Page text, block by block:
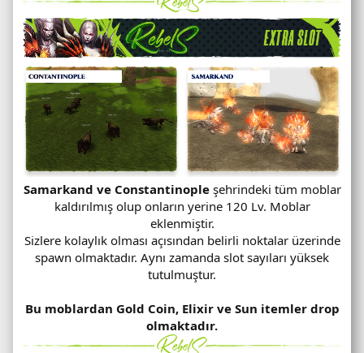
Samarkand ve Constantinopleşehrindeki tüm moblar
kaldırılmış olup onların yerine 120 Lv. Moblar
eklenmiştir.
Sizlere kolaylık olması açısından belirli noktalar üzerinde
spawn olmaktadır. Aynı zamanda slot sayıları yüksek
tutulmuştur.
Bu moblardan Gold Coin, Elixir ve Sun itemler drop
olmaktadır.